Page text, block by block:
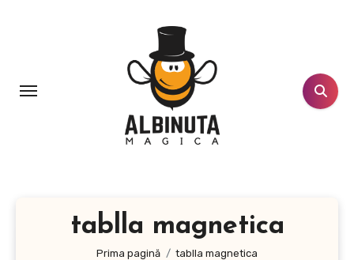
tablla magnetica
Prima pagină tablla magnetica